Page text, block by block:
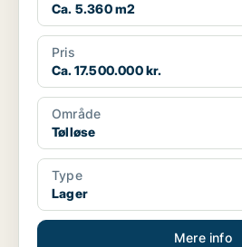
Ca. 5.360 m2
Pris
Ca. 17.500.000 kr.
Område
Tølløse
Type
Lager
Mere info